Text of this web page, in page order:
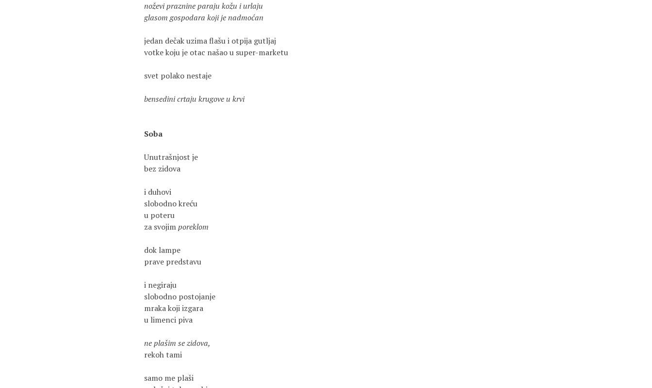
noževi praznine paraju kožu i urlaju
glasom gospodara koji je nadmoćan
jedan dečak uzima flašu i otpija gutljaj
votke koju je otac našao u super-marketu
svet polako nestaje
bensedini crtaju krugove u krvi
Soba
Unutrašnjost je
bez zidova
i duhovi
slobodno kreću
u poteru
za svojim poreklom
dok lampe
prave predstavu
i negiraju
slobodno postojanje
mraka koji izgara
u limenci piva
ne plašim se zidova,
rekoh tami
samo me plaši